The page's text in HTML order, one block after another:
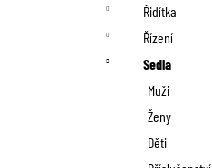
Řidítka
Řízení
Sedla
Muži
Ženy
Děti